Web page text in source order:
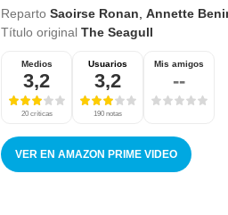
Reparto Saoirse Ronan Annette
Título original The Seagull
Medios
3,2
20 críticas
Usuarios
3,2
190 notas
Mis amigos
--
VER EN AMAZON PRIME VIDEO